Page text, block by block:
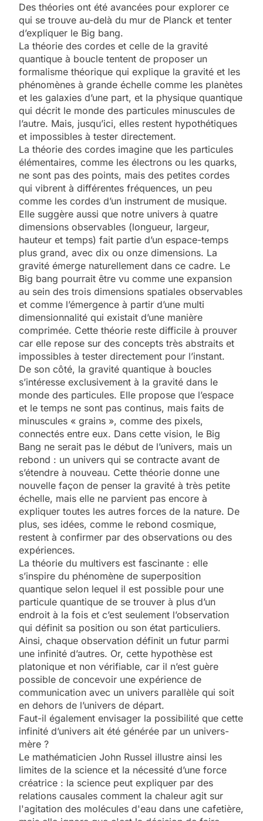
Des théories ont été avancées pour explorer ce
qui se trouve au-delà du mur de Planck et tenter
d’expliquer le Big bang.
La théorie des cordes et celle de la gravité
quantique à boucle tentent de proposer un
formalisme théorique qui explique la gravité et les
phénomènes à grande échelle comme les planètes
et les galaxies d’une part, et la physique quantique
qui décrit le monde des particules minuscules de
l’autre. Mais, jusqu’ici, elles restent hypothétiques
et impossibles à tester directement.
La théorie des cordes imagine que les particules
élémentaires, comme les électrons ou les quarks,
ne sont pas des points, mais des petites cordes
qui vibrent à différentes fréquences, un peu
comme les cordes d’un instrument de musique.
Elle suggère aussi que notre univers à quatre
dimensions observables (longueur, largeur,
hauteur et temps) fait partie d’un espace-temps
plus grand, avec dix ou onze dimensions. La
gravité émerge naturellement dans ce cadre. Le
Big bang pourrait être vu comme une expansion
au sein des trois dimensions spatiales observables
et comme l’émergence à partir d’une multi
dimensionnalité qui existait d’une manière
comprimée. Cette théorie reste difficile à prouver
car elle repose sur des concepts très abstraits et
impossibles à tester directement pour l’instant.
De son côté, la gravité quantique à boucles
s’intéresse exclusivement à la gravité dans le
monde des particules. Elle propose que l’espace
et le temps ne sont pas continus, mais faits de
minuscules « grains », comme des pixels,
connectés entre eux. Dans cette vision, le Big
Bang ne serait pas le début de l’univers, mais un
rebond : un univers qui se contracte avant de
s’étendre à nouveau. Cette théorie donne une
nouvelle façon de penser la gravité à très petite
échelle, mais elle ne parvient pas encore à
expliquer toutes les autres forces de la nature. De
plus, ses idées, comme le rebond cosmique,
restent à confirmer par des observations ou des
expériences.
La théorie du multivers est fascinante : elle
s’inspire du phénomène de superposition
quantique selon lequel il est possible pour une
particule quantique de se trouver à plus d’un
endroit à la fois et c’est seulement l’observation
qui définit sa position ou son état particuliers.
Ainsi, chaque observation définit un futur parmi
une infinité d’autres. Or, cette hypothèse est
platonique et non vérifiable, car il n’est guère
possible de concevoir une expérience de
communication avec un univers parallèle qui soit
en dehors de l’univers de départ.
Faut-il également envisager la possibilité que cette
infinité d’univers ait été générée par un univers-
mère ?
Le mathématicien John Russel illustre ainsi les
limites de la science et la nécessité d’une force
créatrice : la science peut expliquer par des
relations causales comment la chaleur agit sur
l'agitation des molécules d'eau dans une cafetière,